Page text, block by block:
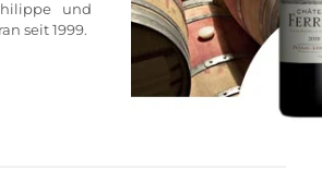
und
seit 1999.